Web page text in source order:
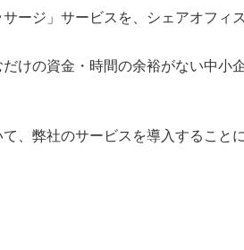
ージ」サービスを、シェアオフィ
けの資金・時間の余裕がない中小
、弊社のサービスを導入すること